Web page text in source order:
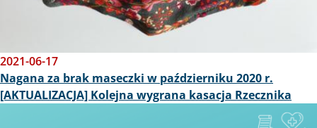
2021-06-17
Nagana za brak maseczki w październiku 2020 r.
[AKTUALIZACJA] Kolejna wygrana kasacja Rzecznika